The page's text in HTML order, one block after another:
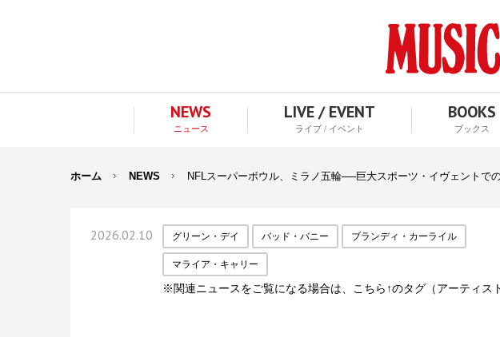
NEWS
ニュース
LIVE / EVENT
ライブ / イベント
BOOKS
ブックス
ホーム NEWS NFLスーパーボウル、ミラノ五輪──巨大スポーツ・イヴェントで
2026.02.10 グリーン・デイ バッド・バニー ブランディ・カーライル
マライア・キャリー
※関連ニュースをご覧になる場合は、こちら↑のタグ（アーティス